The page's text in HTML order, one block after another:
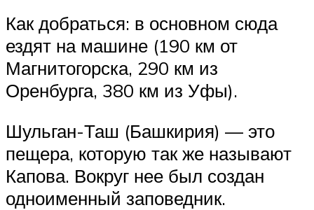
Как добраться: в основном сюда
ездят на машине (190 км от
Магнитогорска, 290 км из
Оренбурга, 380 км из Уфы).
Шульган-Таш (Башкирия) — это
пещера, которую так же называют
Капова. Вокруг нее был создан
одноименный заповедник.